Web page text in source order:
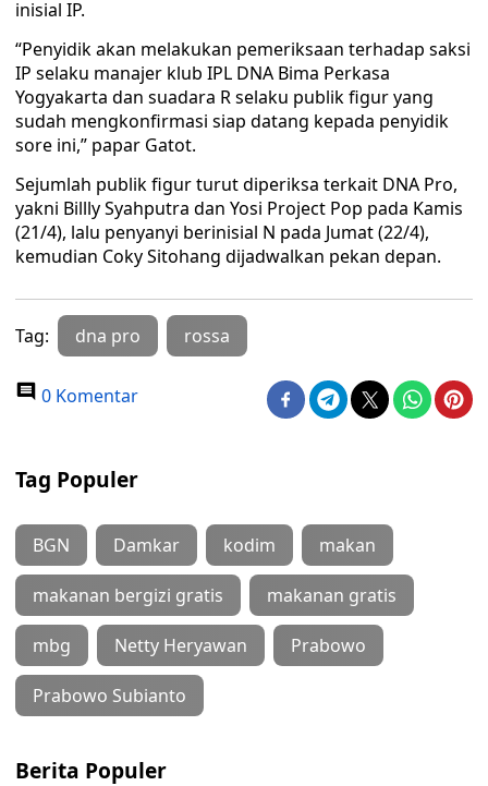
inisial IP.
“Penyidik akan melakukan pemeriksaan terhadap saksi
IP selaku manajer klub IPL DNA Bima Perkasa
Yogyakarta dan suadara R selaku publik figur yang
sudah mengkonfirmasi siap datang kepada penyidik
sore ini,” papar Gatot.
Sejumlah publik figur turut diperiksa terkait DNA Pro,
yakni Billly Syahputra dan Yosi Project Pop pada Kamis
(21/4), lalu penyanyi berinisial N pada Jumat (22/4),
kemudian Coky Sitohang dijadwalkan pekan depan.
Tag: dna pro rossa
0 Komentar
Tag Populer
BGN Damkar kodim makan
makanan bergizi gratis makanan gratis
mbg Netty Heryawan Prabowo
Prabowo Subianto
Berita Populer